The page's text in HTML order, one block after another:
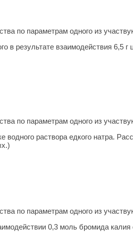
по па­ра­мет­рам одного из
в результате взаимодействия 6,5
по па­ра­мет­рам одного из
водного раствора едкого натра.
по па­ра­мет­рам одного из
0,3 моль бромида